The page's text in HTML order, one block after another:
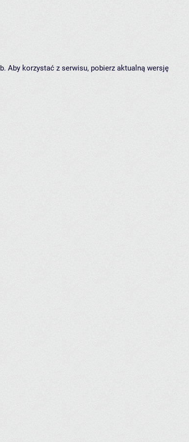
Aby korzystać z serwisu, pobierz aktualną wersję